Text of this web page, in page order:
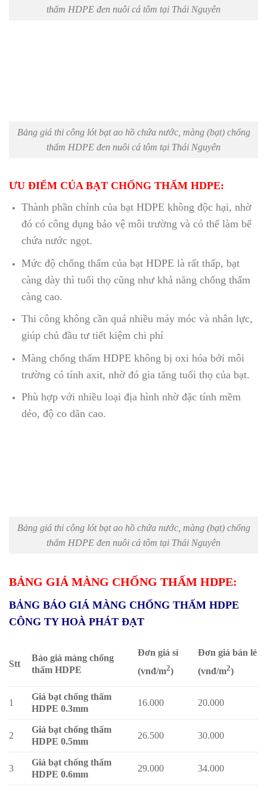
thấm HDPE đen nuôi cá tôm tại Thái Nguyên
Bảng giá thi công lót bạt ao hồ chứa nước, màng (bạt) chống
thấm HDPE đen nuôi cá tôm tại Thái Nguyên
ƯU ĐIỂM CỦA BẠT CHỐNG THẤM HDPE:
Thành phần chính của bạt HDPE không độc hại, nhờ
đó có công dụng bảo vệ môi trường và có thể làm bể
chứa nước ngọt.
Mức độ chống thấm của bạt HDPE là rất thấp, bạt
càng dày thì tuổi thọ cũng như khả năng chống thấm
càng cao.
Thi công không cần quá nhiều máy móc và nhân lực,
giúp chủ đầu tư tiết kiệm chi phí
Màng chống thấm HDPE không bị oxi hóa bởi môi
trường có tính axit, nhờ đó gia tăng tuổi thọ của bạt.
Phù hợp với nhiều loại địa hình nhờ đặc tính mềm
dẻo, độ co dãn cao.
Bảng giá thi công lót bạt ao hồ chứa nước, màng (bạt) chống
thấm HDPE đen nuôi cá tôm tại Thái Nguyên
BẢNG GIÁ MÀNG CHỐNG THẤM HDPE:
BẢNG BÁO GIÁ MÀNG CHỐNG THẤM HDPE
CÔNG TY HOÀ PHÁT ĐẠT
Stt
Báo giá màng chống
thấm HDPE
Đơn giá sỉ
(vnđ/m2)
Đơn giá bán lẻ
(vnđ/m2)
1
Giá bạt chống thấm
HDPE 0.3mm
16.000 20.000
2
Giá bạt chống thấm
HDPE 0.5mm
26.500 30.000
3
Giá bạt chống thấm
HDPE 0.6mm
29.000 34.000